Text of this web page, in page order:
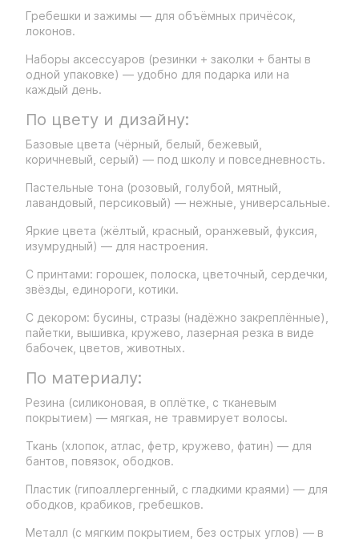
Гребешки и зажимы — для объёмных причёсок,
локонов.
Наборы аксессуаров (резинки + заколки + банты в
одной упаковке) — удобно для подарка или на
каждый день.
По цвету и дизайну:
Базовые цвета (чёрный, белый, бежевый,
коричневый, серый) — под школу и повседневность.
Пастельные тона (розовый, голубой, мятный,
лавандовый, персиковый) — нежные, универсальные.
Яркие цвета (жёлтый, красный, оранжевый, фуксия,
изумрудный) — для настроения.
С принтами: горошек, полоска, цветочный, сердечки,
звёзды, единороги, котики.
С декором: бусины, стразы (надёжно закреплённые),
пайетки, вышивка, кружево, лазерная резка в виде
бабочек, цветов, животных.
По материалу:
Резина (силиконовая, в оплётке, с тканевым
покрытием) — мягкая, не травмирует волосы.
Ткань (хлопок, атлас, фетр, кружево, фатин) — для
бантов, повязок, ободков.
Пластик (гипоаллергенный, с гладкими краями) — для
ободков, крабиков, гребешков.
Металл (с мягким покрытием, без острых углов) — в